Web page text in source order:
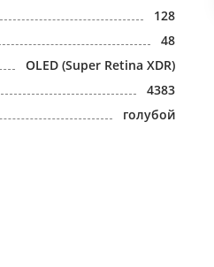
128
48
OLED (Super Retina XDR)
4383
голубой